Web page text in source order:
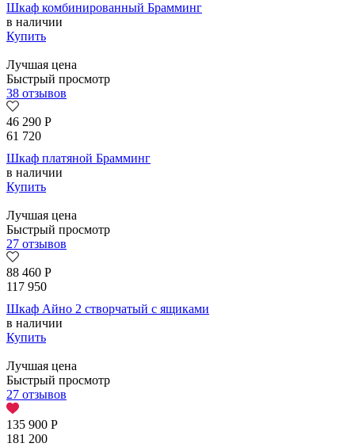
Шкаф комбинированный Брамминг
в наличии
Купить
Лучшая цена
Быстрый просмотр
38 отзывов
46 290 Р
61 720
Шкаф платяной Брамминг
в наличии
Купить
Лучшая цена
Быстрый просмотр
27 отзывов
88 460 Р
117 950
Шкаф Айно 2 створчатый с ящиками
в наличии
Купить
Лучшая цена
Быстрый просмотр
27 отзывов
135 900 Р
181 200